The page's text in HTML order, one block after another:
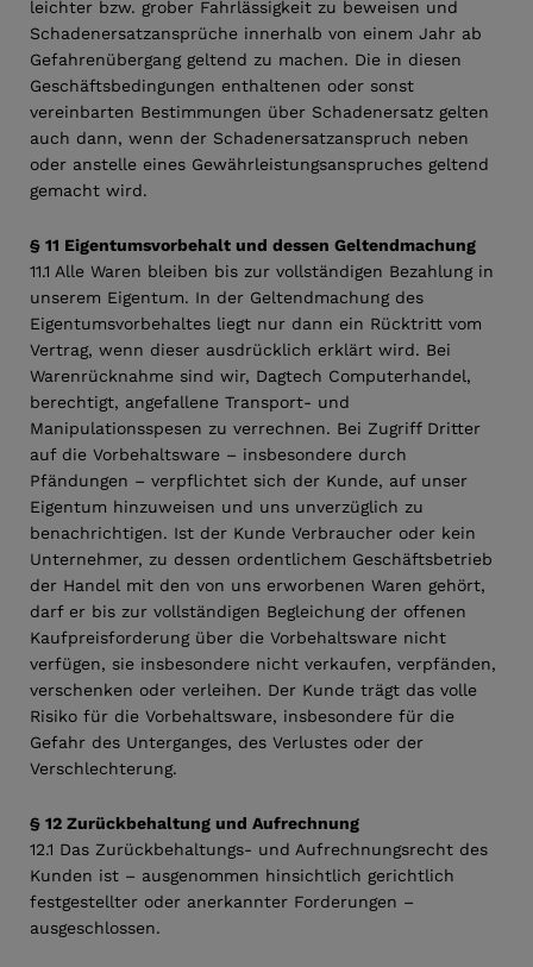
leichter bzw. grober Fahrlässigkeit zu beweisen und
Schadenersatzansprüche innerhalb von einem Jahr ab
Gefahrenübergang geltend zu machen. Die in diesen
Geschäftsbedingungen enthaltenen oder sonst
vereinbarten Bestimmungen über Schadenersatz gelten
auch dann, wenn der Schadenersatzanspruch neben
oder anstelle eines Gewährleistungsanspruches geltend
gemacht wird.
§ 11 Eigentumsvorbehalt und dessen Geltendmachung
11.1 Alle Waren bleiben bis zur vollständigen Bezahlung in
unserem Eigentum. In der Geltendmachung des
Eigentumsvorbehaltes liegt nur dann ein Rücktritt vom
Vertrag, wenn dieser ausdrücklich erklärt wird. Bei
Warenrücknahme sind wir, Dagtech Computerhandel,
berechtigt, angefallene Transport- und
Manipulationsspesen zu verrechnen. Bei Zugriff Dritter
auf die Vorbehaltsware – insbesondere durch
Pfändungen – verpflichtet sich der Kunde, auf unser
Eigentum hinzuweisen und uns unverzüglich zu
benachrichtigen. Ist der Kunde Verbraucher oder kein
Unternehmer, zu dessen ordentlichem Geschäftsbetrieb
der Handel mit den von uns erworbenen Waren gehört,
darf er bis zur vollständigen Begleichung der offenen
Kaufpreisforderung über die Vorbehaltsware nicht
verfügen, sie insbesondere nicht verkaufen, verpfänden,
verschenken oder verleihen. Der Kunde trägt das volle
Risiko für die Vorbehaltsware, insbesondere für die
Gefahr des Unterganges, des Verlustes oder der
Verschlechterung.
§ 12 Zurückbehaltung und Aufrechnung
12.1 Das Zurückbehaltungs- und Aufrechnungsrecht des
Kunden ist – ausgenommen hinsichtlich gerichtlich
festgestellter oder anerkannter Forderungen –
ausgeschlossen.